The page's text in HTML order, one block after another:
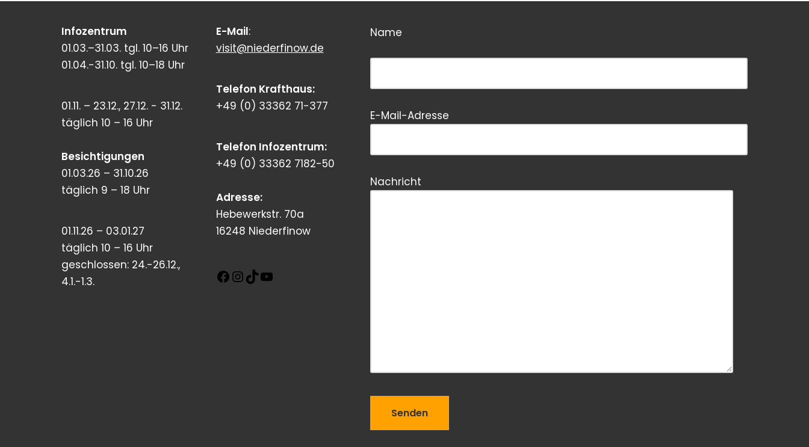
Infozentrum
01.03.–31.03. tgl. 10–16 Uhr
01.04.-31.10. tgl. 10–18 Uhr
01.11. – 23.12., 27.12. - 31.12.
täglich 10 – 16 Uhr
Besichtigungen
01.03.26 – 31.10.26
täglich 9 – 18 Uhr
01.11.26 – 03.01.27
täglich 10 – 16 Uhr
geschlossen: 24.-26.12.,
4.1.-1.3.
E-Mail:
visit@niederfinow.de
Telefon Krafthaus:
+49 (0) 33362 71-377
Telefon Infozentrum:
+49 (0) 33362 7182-50
Adresse:
Hebewerkstr. 70a
16248 Niederfinow
Name
Bitte dieses Feld leer lassen!
Bitte dieses Feld leer lassen!
E-Mail-Adresse
Nachricht